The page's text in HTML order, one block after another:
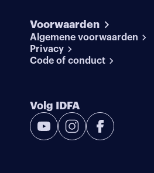
Voorwaarden
Algemene voorwaarden
Privacy
Code of conduct
Volg IDFA